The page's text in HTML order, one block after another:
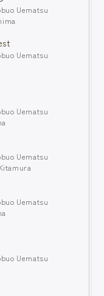
Uematsu
Uematsu
Uematsu
Uematsu
Uematsu
Uematsu